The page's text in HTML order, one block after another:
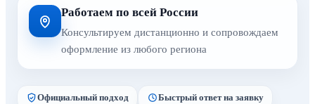
Работаем по всей России
Консультируем дистанционно и сопровождаем
оформление из любого региона
Официальный подход Быстрый ответ на заявку